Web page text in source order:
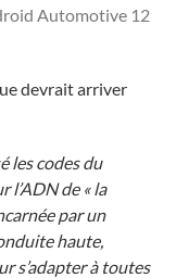
Automotive 12
devrait arriver
les codes du
l’ADN de « la
par un
haute,
s’adapter à toutes